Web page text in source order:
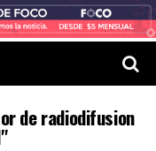
de radiodifusion